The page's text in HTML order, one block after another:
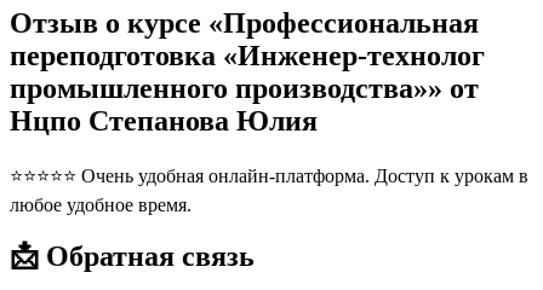
Отзыв о курсе «Профессиональная
переподготовка «Инженер-технолог
промышленного производства»» от
Нцпо Степанова Юлия
⭐⭐⭐⭐⭐ Очень удобная онлайн-платформа. Доступ к урокам в
любое удобное время.
📩 Обратная связь